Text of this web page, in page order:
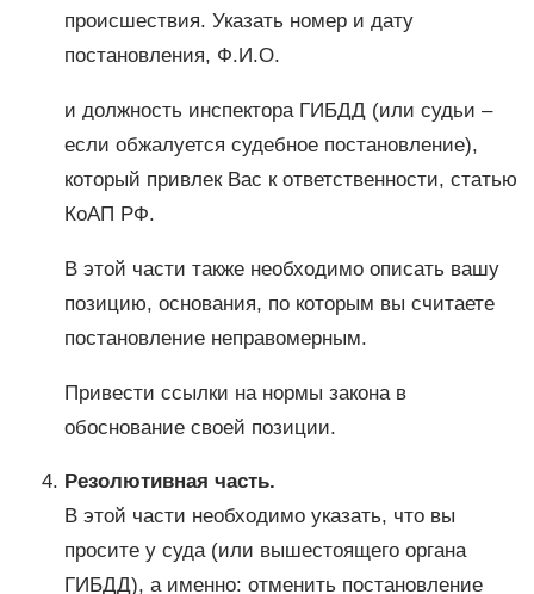
происшествия. Указать номер и дату
постановления, Ф.И.О.
и должность инспектора ГИБДД (или судьи –
если обжалуется судебное постановление),
который привлек Вас к ответственности, статью
КоАП РФ.
В этой части также необходимо описать вашу
позицию, основания, по которым вы считаете
постановление неправомерным.
Привести ссылки на нормы закона в
обоснование своей позиции.
Резолютивная часть.
В этой части необходимо указать, что вы
просите у суда (или вышестоящего органа
ГИБДД), а именно: отменить постановление